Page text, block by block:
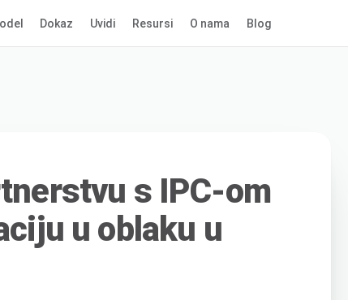
Dokaz Uvidi Resursi O nama Blog
s IPC-om
u oblaku u